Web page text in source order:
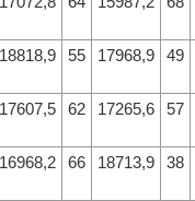
18818,9 55 17968,9 49
17607,5 62 17265,6 57
16968,2 66 18713,9 38